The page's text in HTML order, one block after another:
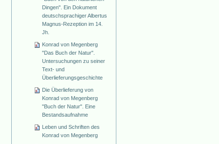
Dingen". Ein Dokument
deutschsprachiger Albertus
Magnus-Rezeption im 14.
Jh.
Konrad von Megenberg
"Das Buch der Natur".
Untersuchungen zu seiner
Text- und
Überlieferungsgeschichte
Die Überlieferung von
Konrad von Megenberg
"Buch der Natur". Eine
Bestandsaufnahme
Leben und Schriften des
Konrad von Megenberg